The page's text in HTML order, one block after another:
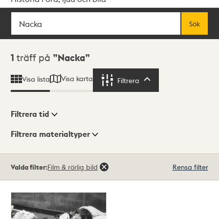
Sök
Sök
Sökresultat
1 träff på Nacka
Visa lista Visa karta Filtrera
Visningsläge
Filtrera tid
Filtrera materialtyper
träffar
Valda filter:Film & rörlig bild Rensa filter